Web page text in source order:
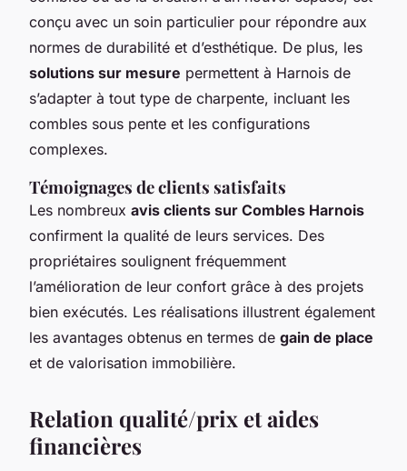
conçu avec un soin particulier pour répondre aux
normes de durabilité et d’esthétique. De plus, les
solutions sur mesure permettent à Harnois de
s’adapter à tout type de charpente, incluant les
combles sous pente et les configurations
complexes.
Témoignages de clients satisfaits
Les nombreux avis clients sur Combles Harnois
confirment la qualité de leurs services. Des
propriétaires soulignent fréquemment
l’amélioration de leur confort grâce à des projets
bien exécutés. Les réalisations illustrent également
les avantages obtenus en termes de gain de place
et de valorisation immobilière.
Relation qualité/prix et aides
financières